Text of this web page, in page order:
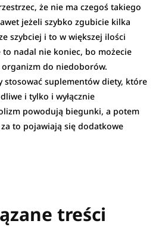
że nie ma czegoś takiego
jeżeli szybko zgubicie kilka
szybciej i to w większej ilości
to nadal nie koniec, bo możecie
do niedoborów.
stosować suplementów diety, które
i tylko i wyłącznie
powodują biegunki, a potem
to pojawiają się dodatkowe
treści